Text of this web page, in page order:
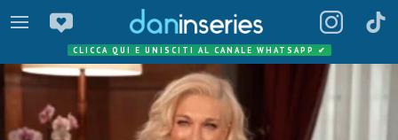
CLICCA QUI E UNISCITI AL CANALE WHATSAPP ✔